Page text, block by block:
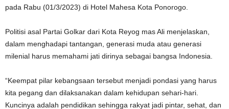
pada Rabu (01/3/2023) di Hotel Mahesa Kota Ponorogo.
Politisi asal Partai Golkar dari Kota Reyog mas Ali menjelaskan,
dalam menghadapi tantangan, generasi muda atau generasi
milenial harus memahami jati dirinya sebagai bangsa Indonesia.
“Keempat pilar kebangsaan tersebut menjadi pondasi yang harus
kita pegang dan dilaksanakan dalam kehidupan sehari-hari.
Kuncinya adalah pendidikan sehingga rakyat jadi pintar, sehat, dan